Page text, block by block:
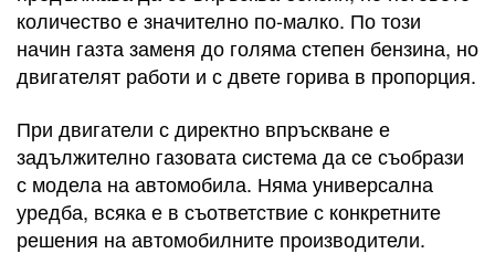
количество е значително по-малко. По този
начин газта заменя до голяма степен бензина, но
двигателят работи и с двете горива в пропорция.
При двигатели с директно впръскване е
задължително газовата система да се съобрази
с модела на автомобила. Няма универсална
уредба, всяка е в съответствие с конкретните
решения на автомобилните производители.